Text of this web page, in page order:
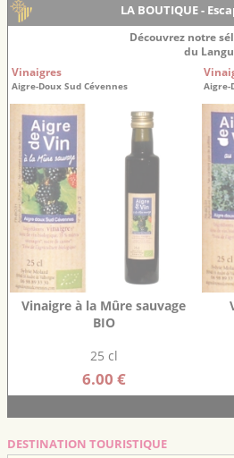
LA BOUTIQUE -
Découvrez notre
du
Vinaigres
Aigre-Doux Sud Cévennes
Vinaigre à la Mûre sauvage
BIO
25 cl
6.00 €
Aigre-
DESTINATION TOURISTIQUE